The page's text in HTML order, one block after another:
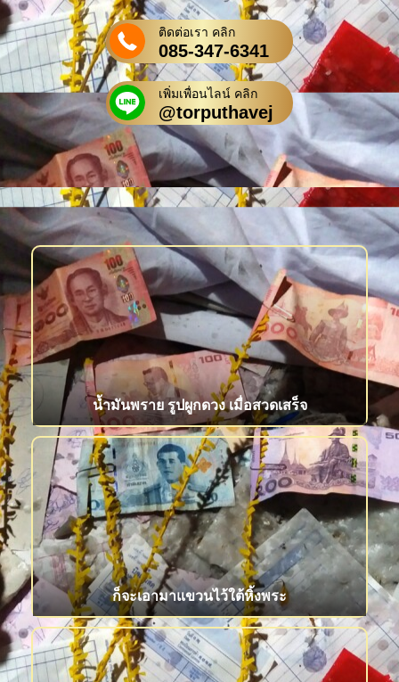
ติดต่อเรา คลิก
085-347-6341
เพิ่มเพื่อนไลน์ คลิก
@torputhavej
น้ำมันพราย รูปผูกดวง เมื่อสวดเสร็จ
ก็จะเอามาแขวนไว้ใต้หิ้งพระ